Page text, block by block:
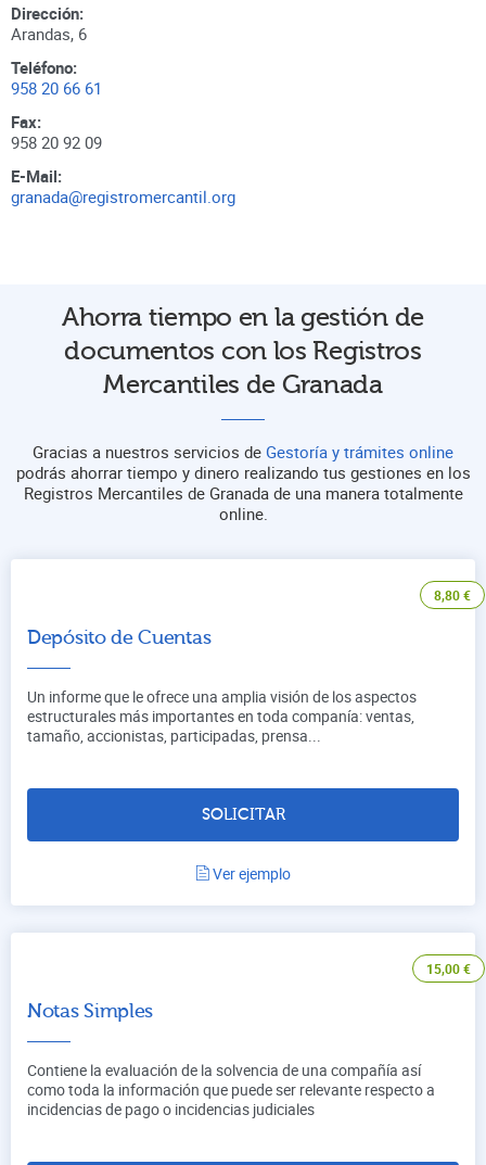
Dirección:
Arandas, 6
Teléfono:
958 20 66 61
Fax:
958 20 92 09
E-Mail:
granada@registromercantil.org
Ahorra tiempo en la gestión de
documentos con los Registros
Mercantiles de Granada
Gracias a nuestros servicios de Gestoría y trámites online
podrás ahorrar tiempo y dinero realizando tus gestiones en los
Registros Mercantiles de Granada de una manera totalmente
online.
8,80€
Depósito de Cuentas
Un informe que le ofrece una amplia visión de los aspectos
estructurales más importantes en toda companía: ventas,
tamaño, accionistas, participadas, prensa...
SOLICITAR
Ver ejemplo
15,00€
Notas Simples
Contiene la evaluación de la solvencia de una compañía así
como toda la información que puede ser relevante respecto a
incidencias de pago o incidencias judiciales